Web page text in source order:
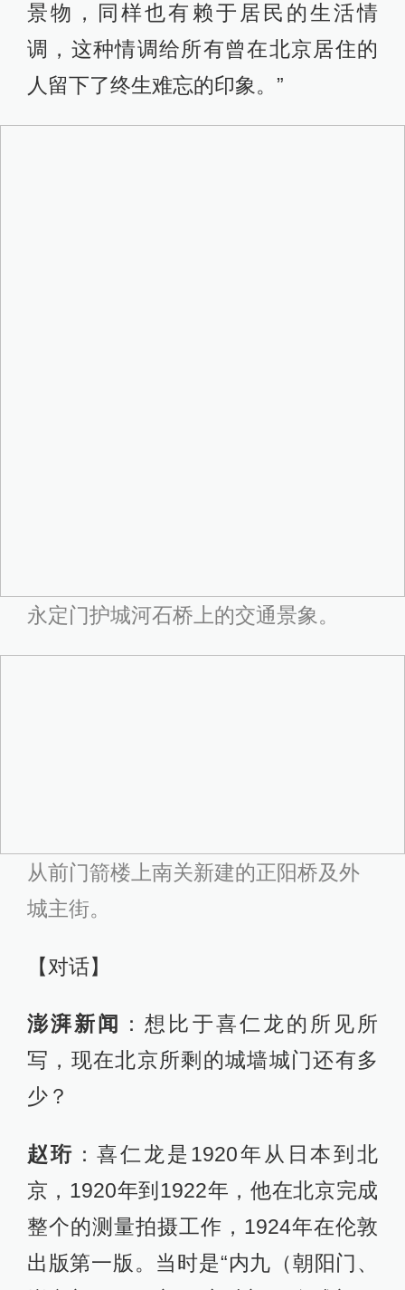
景物，同样也有赖于居民的生活情
调，这种情调给所有曾在北京居住的
人留下了终生难忘的印象。”
永定门护城河石桥上的交通景象。
从前门箭楼上南关新建的正阳桥及外
城主街。
【对话】
澎湃新闻
：想比于喜仁龙的所见所
写，现在北京所剩的城墙城门还有多
少？
赵珩 ：喜仁龙是1920年从日本到北
京，1920年到1922年，他在北京完成
整个的测量拍摄工作，1924年在伦敦
出版第一版。当时是“内九（朝阳门、